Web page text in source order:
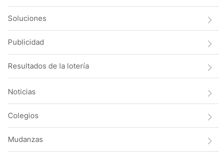
Soluciones
Publicidad
Resultados de la lotería
Noticias
Colegios
Mudanzas